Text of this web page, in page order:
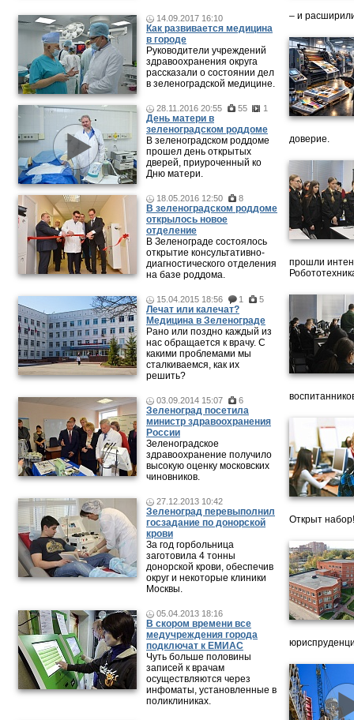
14.09.2017 16:10
Как развивается медицина
в городе
Руководители учреждений
здравоохранения округа
рассказали о состоянии дел
в зеленоградской медицине.
28.11.2016 20:55 55 1
День матери в
зеленоградском роддоме
В зеленоградском роддоме
прошел день открытых
дверей, приуроченный ко
Дню матери.
18.05.2016 12:50 8
В зеленоградском роддоме
открылось новое
отделение
В Зеленограде состоялось
открытие консультативно-
диагностического отделения
на базе роддома.
15.04.2015 18:56 1 5
Лечат или калечат?
Медицина в Зеленограде
Рано или поздно каждый из
нас обращается к врачу. С
какими проблемами мы
сталкиваемся, как их
решить?
03.09.2014 15:07 6
Зеленоград посетила
министр здравоохранения
России
Зеленоградское
здравоохранение получило
высокую оценку московских
чиновников.
27.12.2013 10:42
Зеленоград перевыполнил
госзадание по донорской
крови
За год горбольница
заготовила 4 тонны
донорской крови, обеспечив
округ и некоторые клиники
Москвы.
05.04.2013 18:16
В скором времени все
медучреждения города
подключат к ЕМИАС
Чуть больше половины
записей к врачам
осуществляются через
инфоматы, установленные в
поликлиниках.
– и
доверие.
прошли
Открыт набор!